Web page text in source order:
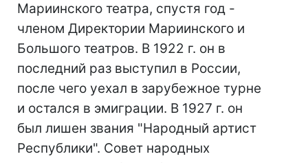
Мариинского театра, спустя год -
членом Директории Мариинского и
Большого театров. В 1922 г. он в
последний раз выступил в России,
после чего уехал в зарубежное турне
и остался в эмиграции. В 1927 г. он
был лишен звания "Народный артист
Республики". Совет народных